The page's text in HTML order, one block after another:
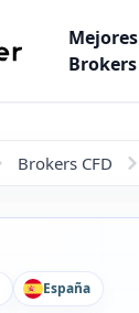
Mejores
Brokers
Brokers CFD
España